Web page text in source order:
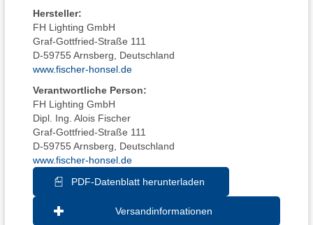
Hersteller:
FH Lighting GmbH
Graf-Gottfried-Straße 111
D-59755 Arnsberg, Deutschland
www.fischer-honsel.de
Verantwortliche Person:
FH Lighting GmbH
Dipl. Ing. Alois Fischer
Graf-Gottfried-Straße 111
D-59755 Arnsberg, Deutschland
www.fischer-honsel.de
PDF-Datenblatt herunterladen
Versandinformationen